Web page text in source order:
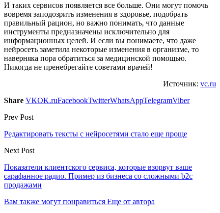
И таких сервисов появляется все больше. Они могут помочь
вовремя заподозрить изменения в здоровье, подобрать
правильный рацион, но важно понимать, что данные
инструменты предназначены исключительно для
информационных целей. И если вы понимаете, что даже
нейросеть заметила некоторые изменения в организме, то
наверняка пора обратиться за медицинской помощью.
Никогда не пренебрегайте советами врачей!
Источник: vc.ru
Share VKOK.ruFacebookTwitterWhatsAppTelegramViber
Prev Post
Редактировать тексты с нейросетями стало еще проще
Next Post
Показатели клиентского сервиса, которые взорвут ваше
сарафанное радио. Пример из бизнеса со сложными b2c
продажами
Вам также могут понравиться Еще от автора